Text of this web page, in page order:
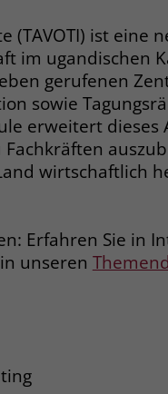
(TAVOTI) ist eine
im ugandischen
gerufenen
sowie
erweitert
Fachkräften
wirtschaftlich
Erfahren Sie in
unseren
die Zustände des
bei.
Cookie wird gesetzt,
einen Klick auf eine Google
auf die Website
Informationen darüber,
geklickt wurde,
wie z.B. Bestellungen
der Anzeige
können.
Ads
auf die Website